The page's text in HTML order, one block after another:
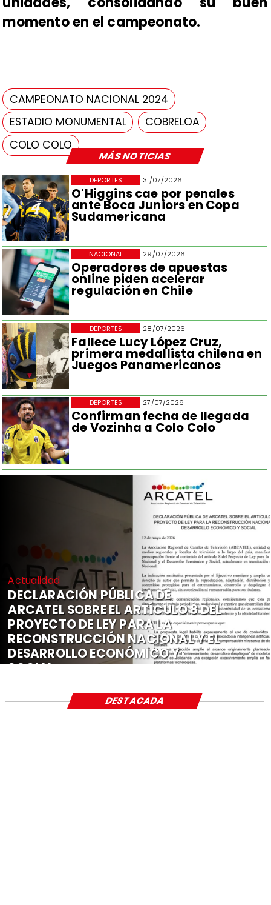
MÁS NOTICIAS
31/07/2026
O'Higgins cae por penales
ante Boca Juniors en Copa
Sudamericana
DEPORTES
29/07/2026
Operadores de apuestas
online piden acelerar
regulación en Chile
NACIONAL
28/07/2026
Fallece Lucy López Cruz,
primera medallista chilena en
Juegos Panamericanos
DEPORTES
27/07/2026
Confirman fecha de llegada
de Vozinha a Colo Colo
DEPORTES
momento en el campeonato.
CAMPEONATO NACIONAL 2024
ESTADIO MONUMENTAL
COBRELOA
COLO COLO
Actualidad
DECLARACIÓN PÚBLICA DE
ARCATEL SOBRE EL ARTÍCULO 8 DEL
PROYECTO DE LEY PARA LA
RECONSTRUCCIÓN NACIONAL Y EL
DESARROLLO ECONÓMICO Y
SOCIAL
DESTACADA